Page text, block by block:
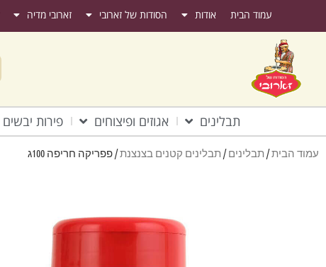
עמוד הבית אודות הסודות של זארובי זארובי מדיה
תבלינים אגוזים ופיצוחים פירות יבשים
עמוד הבית/ תבלינים/ תבלינים קטנים בצנצנת/ פפריקה חריפה 100ג